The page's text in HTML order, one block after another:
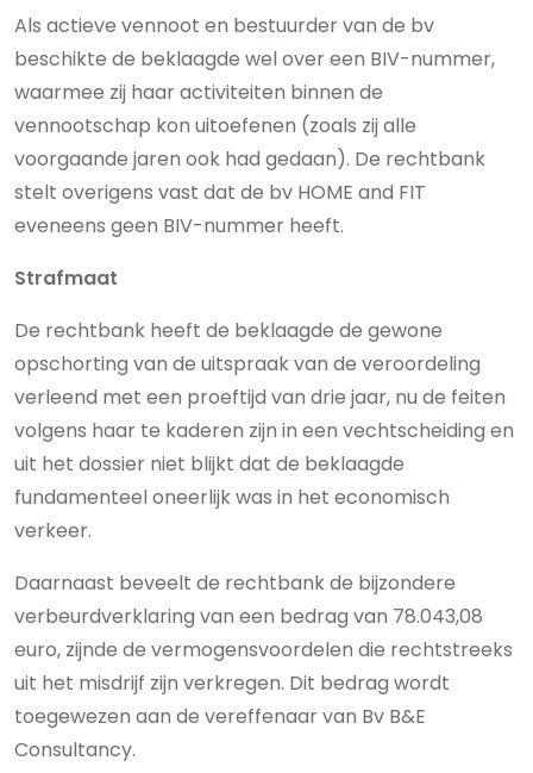
Als actieve vennoot en bestuurder van de bv
beschikte de beklaagde wel over een BIV-nummer,
waarmee zij haar activiteiten binnen de
vennootschap kon uitoefenen (zoals zij alle
voorgaande jaren ook had gedaan). De rechtbank
stelt overigens vast dat de bv HOME and FIT
eveneens geen BIV-nummer heeft.
Strafmaat
De rechtbank heeft de beklaagde de gewone
opschorting van de uitspraak van de veroordeling
verleend met een proeftijd van drie jaar, nu de feiten
volgens haar te kaderen zijn in een vechtscheiding en
uit het dossier niet blijkt dat de beklaagde
fundamenteel oneerlijk was in het economisch
verkeer.
Daarnaast beveelt de rechtbank de bijzondere
verbeurdverklaring van een bedrag van 78.043,08
euro, zijnde de vermogensvoordelen die rechtstreeks
uit het misdrijf zijn verkregen. Dit bedrag wordt
toegewezen aan de vereffenaar van Bv B&E
Consultancy.